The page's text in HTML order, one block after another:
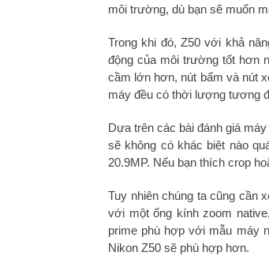
môi trường, dù bạn sẽ muốn
Trong khi đó, Z50 với khả
động của môi trường tốt hơn
cầm lớn hơn, nút bấm và nút
máy đều có thời lượng tương
Dựa trên các bài đánh giá
sẽ không có khác biệt nào
20.9MP. Nếu bạn thích crop
Tuy nhiên chúng ta cũng cần
với một ống kính zoom
prime phù hợp với mẫu máy
Nikon Z50 sẽ phù hợp hơn.